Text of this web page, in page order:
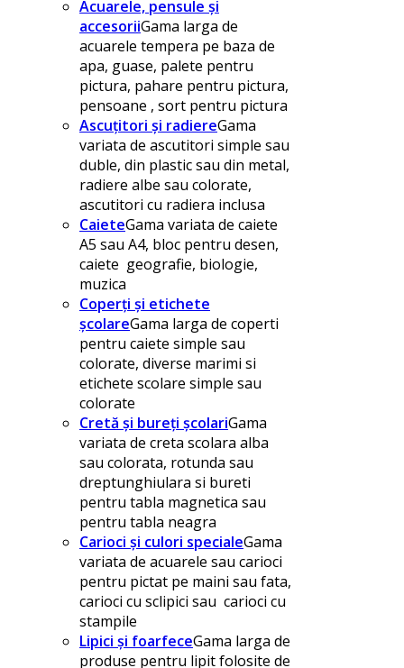
Acuarele, pensule și
accesoriiGama larga de
acuarele tempera pe baza de
apa, guase, palete pentru
pictura, pahare pentru pictura,
pensoane , sort pentru pictura
Ascuțitori și radiereGama
variata de ascutitori simple sau
duble, din plastic sau din metal,
radiere albe sau colorate,
ascutitori cu radiera inclusa
CaieteGama variata de caiete
A5 sau A4, bloc pentru desen,
caiete geografie, biologie,
muzica
Coperți și etichete
școlareGama larga de coperti
pentru caiete simple sau
colorate, diverse marimi si
etichete scolare simple sau
colorate
Cretă și bureți școlariGama
variata de creta scolara alba
sau colorata, rotunda sau
dreptunghiulara si bureti
pentru tabla magnetica sau
pentru tabla neagra
Carioci și culori specialeGama
variata de acuarele sau carioci
pentru pictat pe maini sau fata,
carioci cu sclipici sau carioci cu
stampile
Lipici și foarfeceGama larga de
produse pentru lipit folosite de